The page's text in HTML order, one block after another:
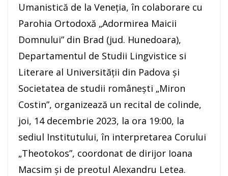
Umanistică de la Veneția, în colaborare cu
Parohia Ortodoxă „Adormirea Maicii
Domnului” din Brad (jud. Hunedoara),
Departamentul de Studii Lingvistice si
Literare al Universității din Padova și
Societatea de studii românești „Miron
Costin”, organizează un recital de colinde,
joi, 14 decembrie 2023, la ora 19:00, la
sediul Institutului, în interpretarea Corului
„Theotokos”, coordonat de dirijor Ioana
Macsim și de preotul Alexandru Letea.